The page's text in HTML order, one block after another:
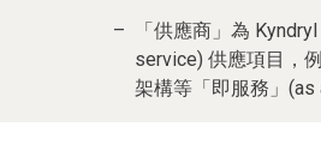
「供應商」為
service) 供應項目，
架構等「即服務」(as